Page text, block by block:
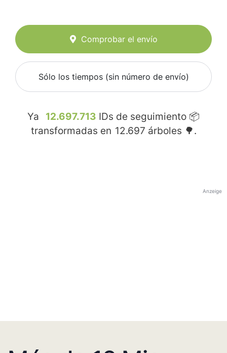
Comprobar el envío
Sólo los tiempos (sin número de envío)
Ya 12.697.713 IDs de seguimiento 📦
transformadas en 12.697 árboles 🌳.
Anzeige